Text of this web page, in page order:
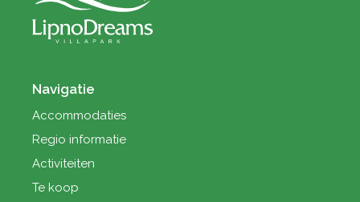
Navigatie
Accommodaties
Regio informatie
Activiteiten
Te koop